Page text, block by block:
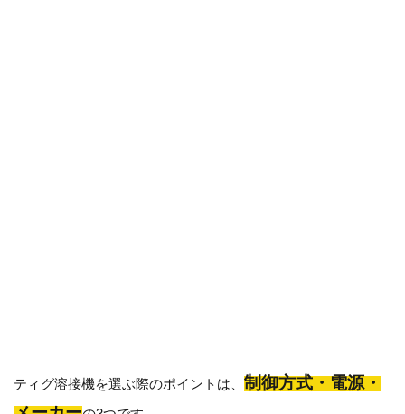
ティグ溶接機を選ぶ際のポイントは、 制御方式・電源・